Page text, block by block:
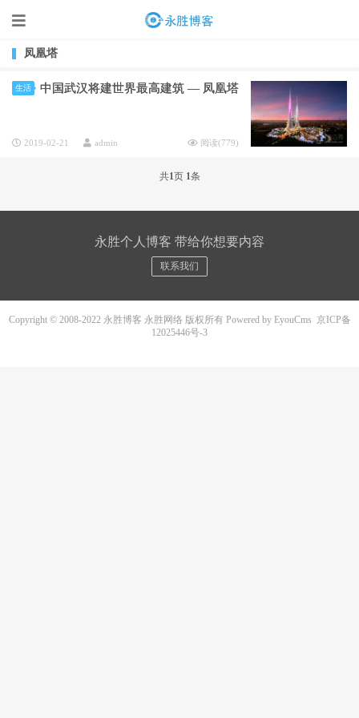
凤凰塔
生活 中国武汉将建世界最高建筑 — 凤凰塔
2019-02-21 admin 阅读(779)
共1页 1条
永胜个人博客 带给你想要内容
联系我们
Copyright © 2008-2022 永胜博客 永胜网络 版权所有Powered by EyouCms 京ICP备
12025446号-3